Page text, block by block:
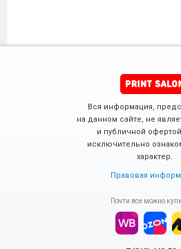
Вся информация,
на данном сайте, не
и публичной
исключительно
характер.
Правовая
Почти все можно